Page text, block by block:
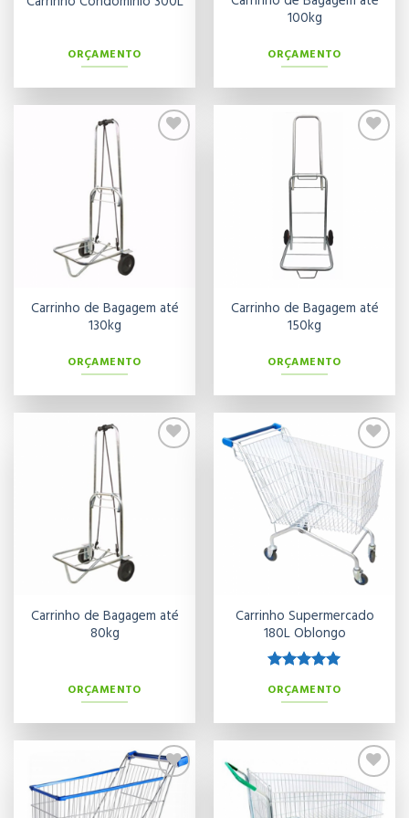
ORÇAMENTO
100kg
ORÇAMENTO
Carrinho de Bagagem até
130kg
ORÇAMENTO
Carrinho de Bagagem até
150kg
ORÇAMENTO
Carrinho de Bagagem até
80kg
ORÇAMENTO
Adicionar
aos meus
desejos
Carrinho Supermercado
180L Oblongo
5.00de 5
ORÇAMENTO
Adicionar
aos meus
Adicionar
aos meus